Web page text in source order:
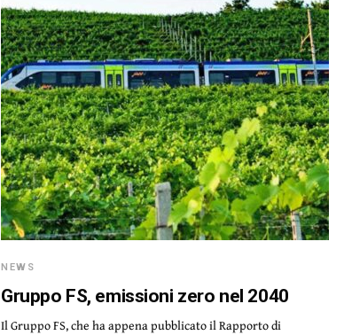
NEWS
Gruppo FS, emissioni zero nel 2040
Il Gruppo FS, che ha appena pubblicato il Rapporto di